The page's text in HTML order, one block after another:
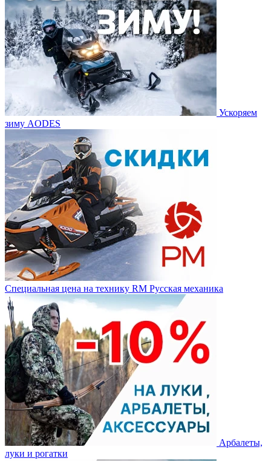
Ускоряем
зиму AODES
Специальная цена на технику RM Русская механика
Арбалеты,
луки и рогатки